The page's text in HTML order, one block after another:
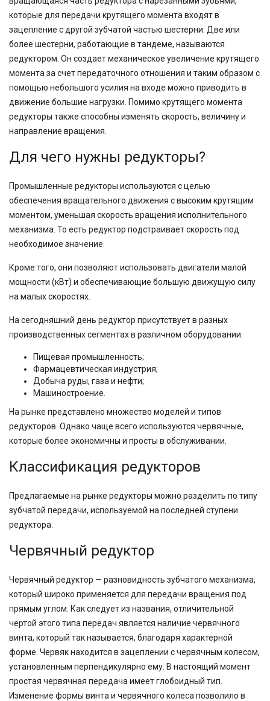
которые для передачи крутящего момента входят в
зацепление с другой зубчатой частью шестерни. Две или
более шестерни, работающие в тандеме, называются
редуктором. Он создает механическое увеличение крутящего
момента за счет передаточного отношения и таким образом с
помощью небольшого усилия на входе можно приводить в
движение большие нагрузки. Помимо крутящего момента
редукторы также способны изменять скорость, величину и
направление вращения.
Для чего нужны редукторы?
Промышленные редукторы используются с целью
обеспечения вращательного движения с высоким крутящим
моментом, уменьшая скорость вращения исполнительного
механизма. То есть редуктор подстраивает скорость под
необходимое значение.
Кроме того, они позволяют использовать двигатели малой
мощности (кВт) и обеспечивающие большую движущую силу
на малых скоростях.
На сегодняшний день редуктор присутствует в разных
производственных сегментах в различном оборудовании:
Пищевая промышленность;
Фармацевтическая индустрия;
Добыча руды, газа и нефти;
Машиностроение.
На рынке представлено множество моделей и типов
редукторов. Однако чаще всего используются червячные,
которые более экономичны и просты в обслуживании.
Классификация редукторов
Предлагаемые на рынке редукторы можно разделить по типу
зубчатой передачи, используемой на последней ступени
редуктора.
Червячный редуктор
Червячный редуктор — разновидность зубчатого механизма,
который широко применяется для передачи вращения под
прямым углом. Как следует из названия, отличительной
чертой этого типа передач является наличие червячного
винта, который так называется, благодаря характерной
форме. Червяк находится в зацеплении с червячным колесом,
установленным перпендикулярно ему. В настоящий момент
простая червячная передача имеет глобоидный тип.
Изменение формы винта и червячного колеса позволило в